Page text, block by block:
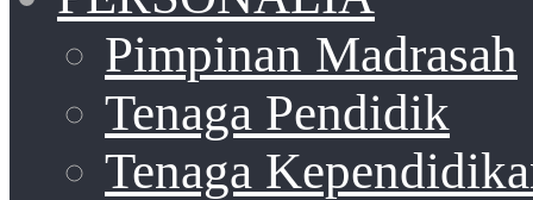
Pimpinan Madrasah
Tenaga Pendidik
Tenaga